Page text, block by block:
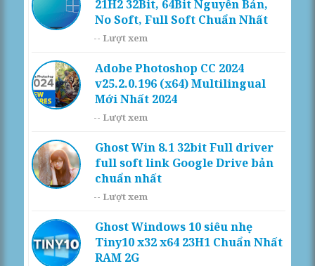
21H2 32Bit, 64Bit Nguyên Bản,
No Soft, Full Soft Chuẩn Nhất
-- Lượt xem
Adobe Photoshop CC 2024
v25.2.0.196 (x64) Multilingual
Mới Nhất 2024
-- Lượt xem
Ghost Win 8.1 32bit Full driver
full soft link Google Drive bản
chuẩn nhất
-- Lượt xem
Ghost Windows 10 siêu nhẹ
Tiny10 x32 x64 23H1 Chuẩn Nhất
RAM 2G